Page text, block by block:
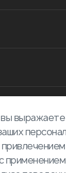
выражаете